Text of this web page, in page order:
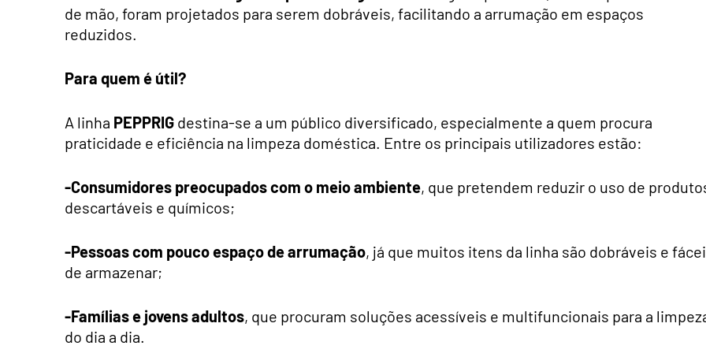
de mão, foram projetados para serem dobráveis, facilitando a arrumação em espaços
reduzidos.
Para quem é útil?
A linha PEPPRIG destina-se a um público diversificado, especialmente a quem procura
praticidade e eficiência na limpeza doméstica. Entre os principais utilizadores estão:
-Consumidores preocupados com o meio ambiente, que pretendem reduzir o uso de
descartáveis e químicos;
-Pessoas com pouco espaço de arrumação, já que muitos itens da linha são dobráveis e
de armazenar;
-Famílias e jovens adultos, que procuram soluções acessíveis e multifuncionais para a
do dia a dia.